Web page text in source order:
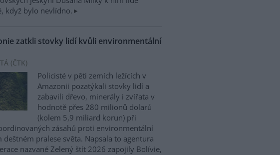
když bylo nevlídno.
zatkli stovky lidí kvůli environmentální
(ČTK)
Policisté v pěti zemích ležících v
Amazonii pozatýkali stovky lidí a
zabavili dřevo, minerály i zvířata v
hodnotě přes 280 milionů dolarů
(kolem 5,9 miliard korun) při
zásahů proti environmentální
pralese světa. Napsala to agentura
nazvané Zelený štít 2026 zapojily Bolívie,